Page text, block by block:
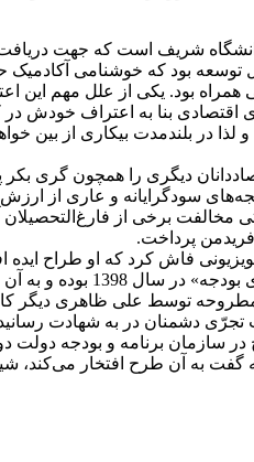
بود که خوشنامی آکادمیک
همراه بود. یکی از علل مهم این
اقتصادی بنا به اعتراف خودش
دیگری را همچون گری بکر
سودگرایانه و عاری از
مخالفت برخی از فارغ‌التحصیلان
فریدمن پرداخت.
به آن طرح افتخار می‌کند.
دشمنان در به شهادت
در سازمان برنامه و بودجه